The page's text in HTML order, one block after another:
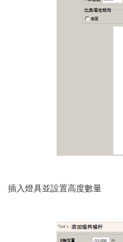
插入燈具並設置高度數量